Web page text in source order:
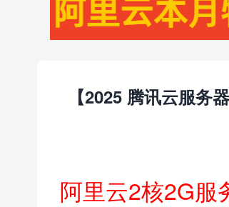
【2025 腾讯云服
阿里云2核2G服